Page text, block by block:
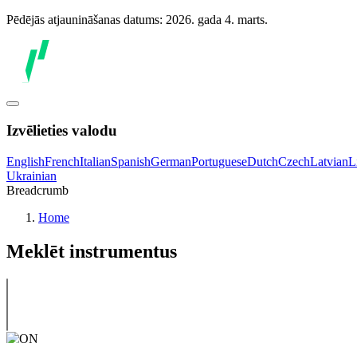
Pēdējās atjaunināšanas datums: 2026. gada 4. marts.
Izvēlieties valodu
EnglishFrenchItalianSpanishGermanPortugueseDutchCzechLatvian
Ukrainian
Breadcrumb
Home
Meklēt instrumentus